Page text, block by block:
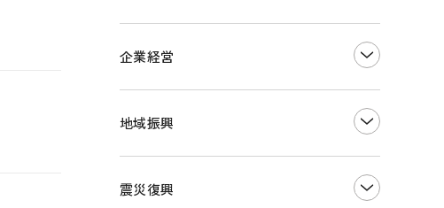
企業経営
地域振興
震災復興